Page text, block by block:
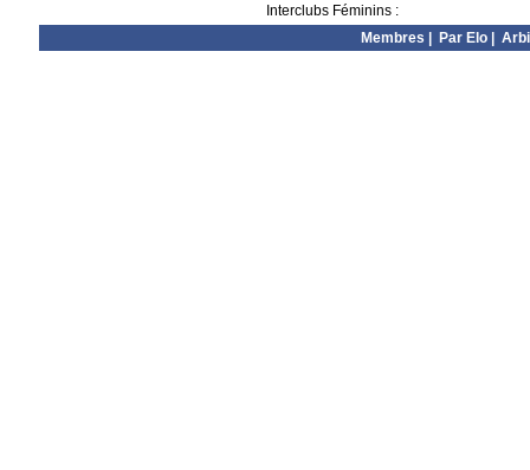
Interclubs Féminins :
Membres
Par Elo